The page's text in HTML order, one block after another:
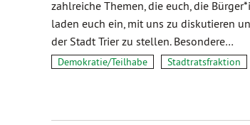
zahlreiche Themen, die euch, die
laden euch ein, mit uns zu diskutieren
der Stadt Trier zu stellen. Besondere…
Demokratie/Teilhabe Stadtratsfraktion